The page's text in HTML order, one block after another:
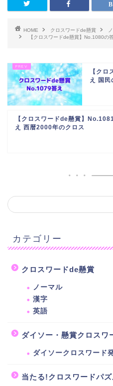
HOME クロスワードde懸賞
【クロスワードde懸賞】No.1080の
【ク
え 国民
【クロスワードde懸賞】
え 西暦2000年のクロス
カテゴリー
クロスワードde懸賞
ノーマル
漢字
英語
ダイソー・懸賞クロスワ
ダイソークロスワード
当たる!クロスワードパ